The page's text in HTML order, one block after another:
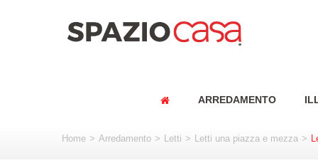
ARREDAMENTO
Home > Arredamento > Letti > Letti una piazza e mezza >